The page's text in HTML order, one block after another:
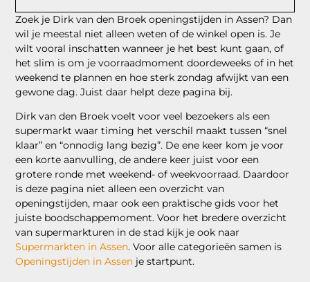
Zoek je Dirk van den Broek openingstijden in Assen? Dan
wil je meestal niet alleen weten of de winkel open is. Je
wilt vooral inschatten wanneer je het best kunt gaan, of
het slim is om je voorraadmoment doordeweeks of in het
weekend te plannen en hoe sterk zondag afwijkt van een
gewone dag. Juist daar helpt deze pagina bij.
Dirk van den Broek voelt voor veel bezoekers als een
supermarkt waar timing het verschil maakt tussen “snel
klaar” en “onnodig lang bezig”. De ene keer kom je voor
een korte aanvulling, de andere keer juist voor een
grotere ronde met weekend- of weekvoorraad. Daardoor
is deze pagina niet alleen een overzicht van
openingstijden, maar ook een praktische gids voor het
juiste boodschappemoment. Voor het bredere overzicht
van supermarkturen in de stad kijk je ook naar
Supermarkten in Assen. Voor alle categorieën samen is
Openingstijden in Assen je startpunt.